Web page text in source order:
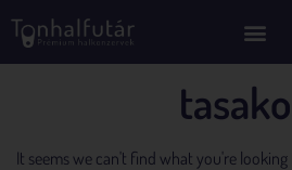
It seems we can't find what you're looking